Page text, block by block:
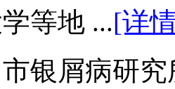
等地 ...[详
银屑病研